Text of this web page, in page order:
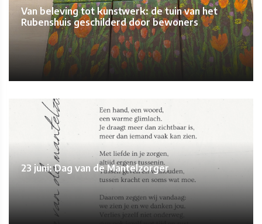
Van beleving tot kunstwerk: de tuin van het
Rubenshuis geschilderd door bewoners
23 juni: Dag van de Mantelzorger